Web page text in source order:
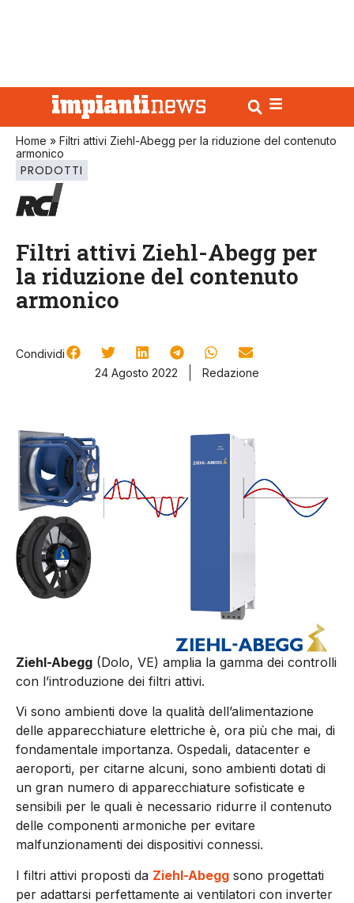
Home » Filtri attivi Ziehl-Abegg per la riduzione del contenuto
armonico
PRODOTTI
Filtri attivi Ziehl-Abegg per
la riduzione del contenuto
armonico
Condividi
24 Agosto 2022
Redazione
Ziehl-Abegg (Dolo, VE) amplia la gamma dei controlli
con l’introduzione dei filtri attivi.
Vi sono ambienti dove la qualità dell’alimentazione
delle apparecchiature elettriche è, ora più che mai, di
fondamentale importanza. Ospedali, datacenter e
aeroporti, per citarne alcuni, sono ambienti dotati di
un gran numero di apparecchiature sofisticate e
sensibili per le quali è necessario ridurre il contenuto
delle componenti armoniche per evitare
malfunzionamenti dei dispositivi connessi.
I filtri attivi proposti da Ziehl-Abegg sono progettati
per adattarsi perfettamente ai ventilatori con inverter